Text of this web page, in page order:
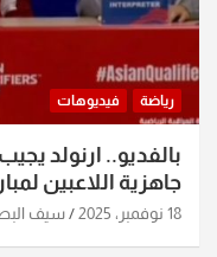
رياضة فيديوهات
بالفديو.. ارنولد
جاهزية اللاعبين
18 نوفمبر، 2025 سيف